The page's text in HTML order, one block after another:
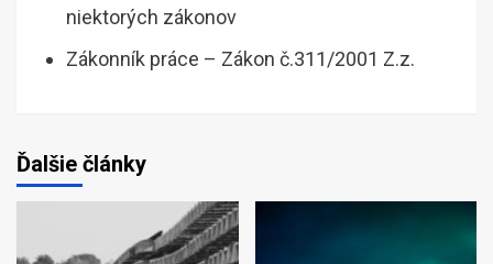
niektorých zákonov
Zákonník práce – Zákon č.311/2001 Z.z.
Ďalšie články